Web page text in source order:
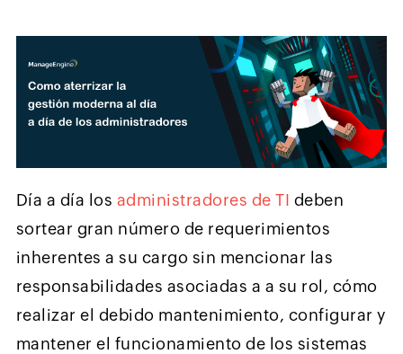
Día a día los administradores de TI deben
sortear gran número de requerimientos
inherentes a su cargo sin mencionar las
responsabilidades asociadas a a su rol, cómo
realizar el debido mantenimiento, configurar y
mantener el funcionamiento de los sistemas